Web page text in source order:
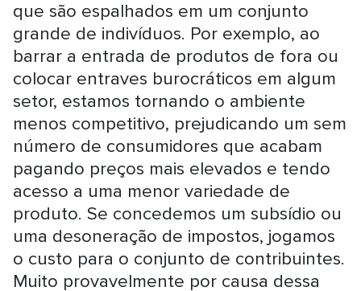
que são espalhados em um conjunto
grande de indivíduos. Por exemplo, ao
barrar a entrada de produtos de fora ou
colocar entraves burocráticos em algum
setor, estamos tornando o ambiente
menos competitivo, prejudicando um sem
número de consumidores que acabam
pagando preços mais elevados e tendo
acesso a uma menor variedade de
produto. Se concedemos um subsídio ou
uma desoneração de impostos, jogamos
o custo para o conjunto de contribuintes.
Muito provavelmente por causa dessa